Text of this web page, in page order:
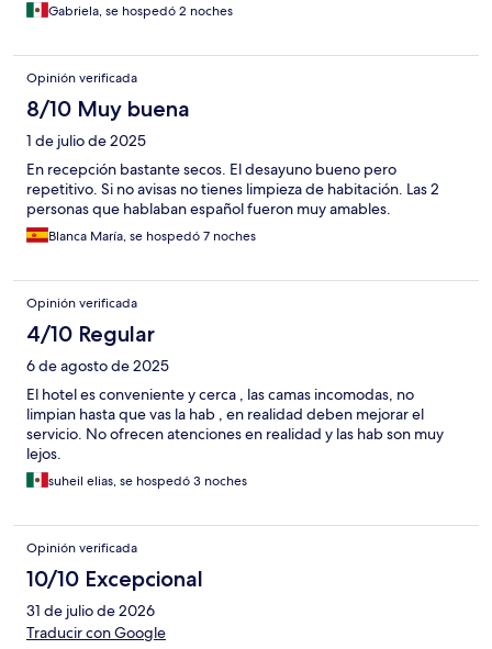
Gabriela, se hospedó 2 noches
Opinión verificada
8/10 Muy buena
1 de julio de 2025
En recepción bastante secos. El desayuno bueno pero
repetitivo. Si no avisas no tienes limpieza de habitación. Las 2
personas que hablaban español fueron muy amables.
Blanca María, se hospedó 7 noches
Opinión verificada
4/10 Regular
6 de agosto de 2025
El hotel es conveniente y cerca , las camas incomodas, no
limpian hasta que vas la hab , en realidad deben mejorar el
servicio. No ofrecen atenciones en realidad y las hab son muy
lejos.
suheil elias, se hospedó 3 noches
Opinión verificada
10/10 Excepcional
31 de julio de 2026
Traducir con Google